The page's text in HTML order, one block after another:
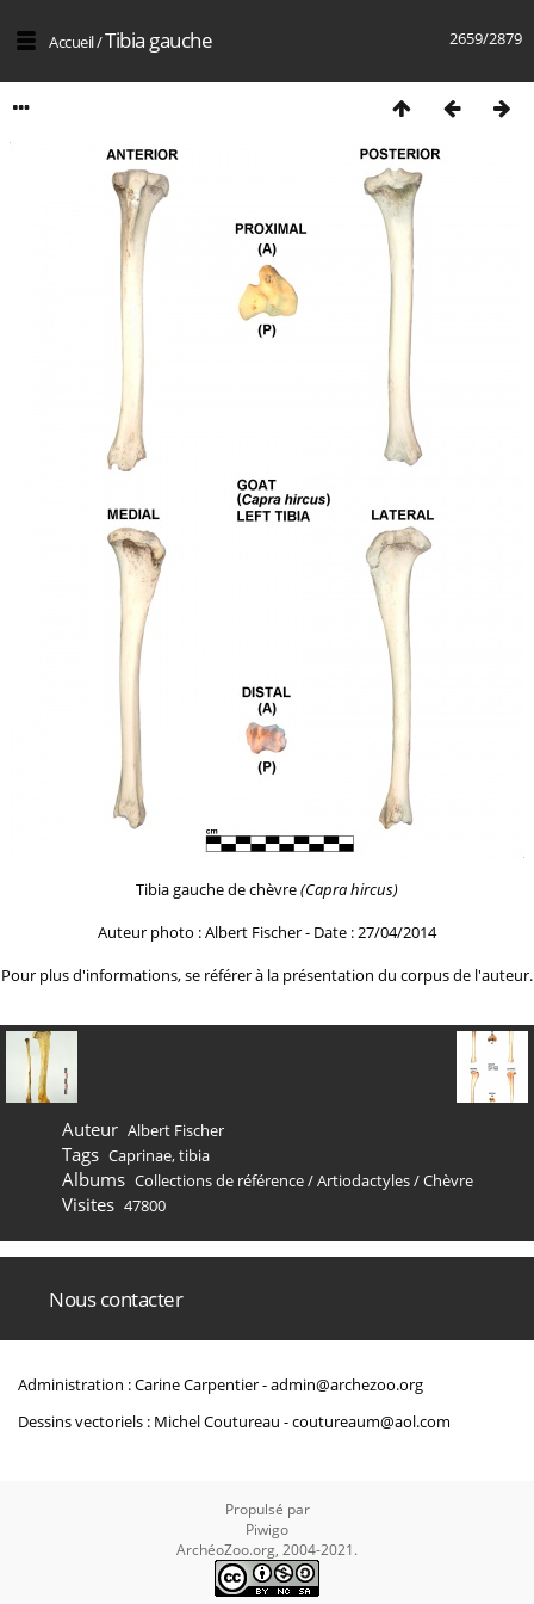
2659/2879
Accueil/Tibia gauche
Tibia gauche de chèvre(Capra hircus)
Auteur photo : Albert Fischer - Date : 27/04/2014
Pour plus d'informations, se référer à la présentation du corpus de l'auteur.
Auteur Albert Fischer
Tags Caprinae,tibia
Albums Collections de référence/Artiodactyles/Chèvre
Visites 47800
Nous contacter
Administration : Carine Carpentier -admin@archezoo.org
Dessins vectoriels : Michel Coutureau -coutureaum@aol.com
Propulsé par
Piwigo
ArchéoZoo.org, 2004-2021.